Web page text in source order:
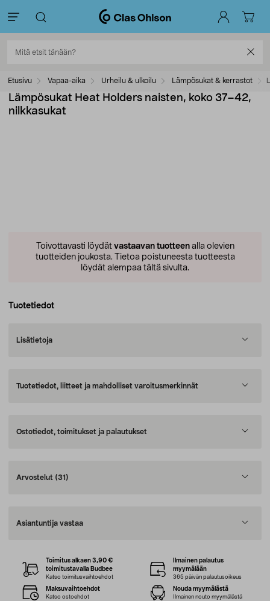
Etusivu Vapaa-aika Urheilu & ulkoilu Lämpösukat & kerrastot
Lämpösukat Heat Holders naisten, koko 37–42,
nilkkasukat
Toivottavasti löydät vastaavan tuotteenalla olevien
tuotteiden joukosta. Tietoa poistuneesta tuotteesta
löydät alempaa tältä sivulta.
Tuotetiedot
Lisätietoja
Tuotetiedot, liitteet ja mahdolliset varoitusmerkinnät
Ostotiedot, toimitukset ja palautukset
Arvostelut (31)
Asiantuntija vastaa
Toimitus alkaen 3,90 €
toimitustavalla Budbee
Katso toimitusvaihtoehdot
Ilmainen palautus
myymälään
365 päivän palautusoikeus
Maksuvaihtoehdot
Katso ostoehdot
Nouda myymälästä
Ilmainen nouto myymälästä